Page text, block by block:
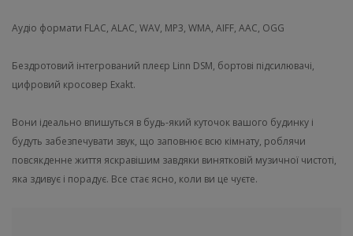
Аудіо формати FLAC, ALAC, WAV, MP3, WMA, AIFF, AAC, OGG
Бездротовий інтегрований плеєр Linn DSM, бортові підсилювачі,
цифровий кросовер Exakt.
Вони ідеально впишуться в будь-який куточок вашого будинку і
будуть забезпечувати звук, що заповнює всю кімнату, роблячи
повсякденне життя яскравішим завдяки винятковій музичної чистоті,
яка здивує і порадує. Все стає ясно, коли ви це чуєте.